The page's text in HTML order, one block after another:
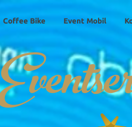
Coffee Bike Event Mobil